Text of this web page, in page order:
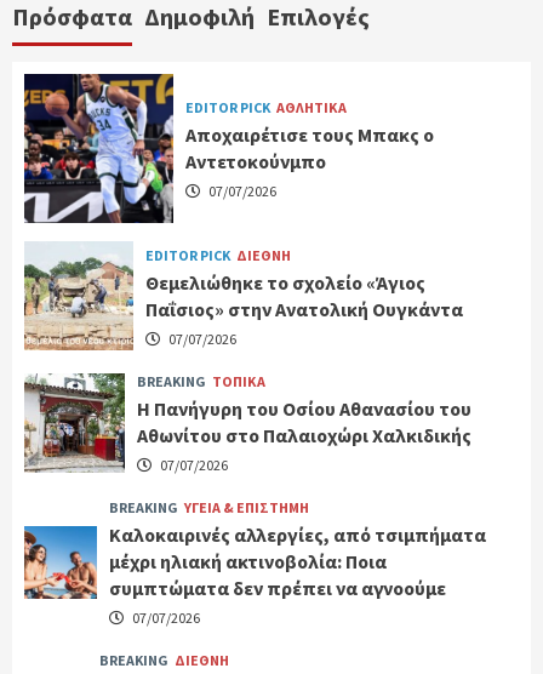
Πρόσφατα Δημοφιλή Επιλογές
EDITOR PICK ΑΘΛΗΤΙΚΑ
Αποχαιρέτισε τους Μπακς ο
Αντετοκούνμπο
07/07/2026
EDITOR PICK ΔΙΕΘΝΗ
Θεμελιώθηκε το σχολείο «Άγιος
Παΐσιος» στην Ανατολική Ουγκάντα
07/07/2026
BREAKING ΤΟΠΙΚΑ
Η Πανήγυρη του Οσίου Αθανασίου του
Αθωνίτου στο Παλαιοχώρι Χαλκιδικής
07/07/2026
BREAKING ΥΓΕΙΑ & ΕΠΙΣΤΗΜΗ
Καλοκαιρινές αλλεργίες, από τσιμπήματα
μέχρι ηλιακή ακτινοβολία: Ποια
συμπτώματα δεν πρέπει να αγνοούμε
07/07/2026
BREAKING ΔΙΕΘΝΗ